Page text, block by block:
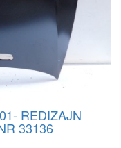
REDIZAJN
33136